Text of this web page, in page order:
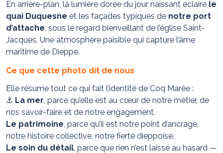
En arrière-plan, la lumière dorée du jour naissant éclaire le
quai Duquesne et les façades typiques de notre port
d’attache, sous le regard bienveillant de l’église Saint-
Jacques. Une atmosphère paisible qui capture l’âme
maritime de Dieppe.
Ce que cette photo dit de nous
Elle résume tout ce qui fait l’identité de Coq Marée :
⚓ La mer, parce qu’elle est au cœur de notre métier, de
nos savoir-faire et de notre engagement.
Le patrimoine, parce qu’il est notre point d’ancrage,
notre histoire collective, notre fierté dieppoise.
Le soin du détail, parce que rien n’est laissé au hasard —